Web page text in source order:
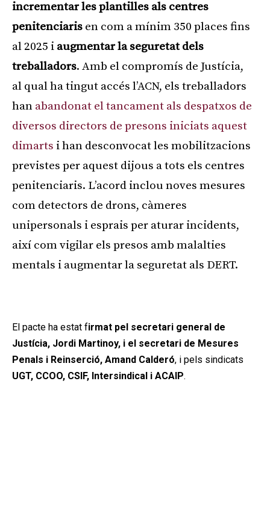
incrementar les plantilles als centres
penitenciaris en com a mínim 350 places fins
al 2025 i augmentar la seguretat dels
treballadors. Amb el compromís de Justícia,
al qual ha tingut accés l’ACN, els treballadors
han abandonat el tancament als despatxos de
diversos directors de presons iniciats aquest
dimarts i han desconvocat les mobilitzacions
previstes per aquest dijous a tots els centres
penitenciaris. L’acord inclou noves mesures
com detectors de drons, càmeres
unipersonals i esprais per aturar incidents,
així com vigilar els presos amb malalties
mentals i augmentar la seguretat als DERT.
El pacte ha estat firmat pel secretari general de
Justícia, Jordi Martinoy, i el secretari de Mesures
Penals i Reinserció, Amand Calderó, i pels sindicats
UGT, CCOO, CSIF, Intersindical i ACAIP.